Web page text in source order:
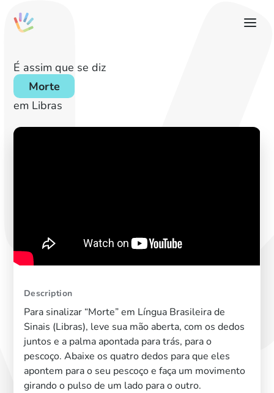
É assim que se diz
Morte
em Libras
Description
Para sinalizar “Morte” em Língua Brasileira de
Sinais (Libras), leve sua mão aberta, com os dedos
juntos e a palma apontada para trás, para o
pescoço. Abaixe os quatro dedos para que eles
apontem para o seu pescoço e faça um movimento
girando o pulso de um lado para o outro.